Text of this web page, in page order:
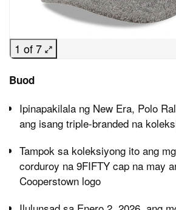
1 of 7
Buod
Ipinapakilala ng New Era, Polo
ang isang triple-branded na
Tampok sa koleksiyong ito ang
corduroy na 9FIFTY cap na may
Cooperstown logo